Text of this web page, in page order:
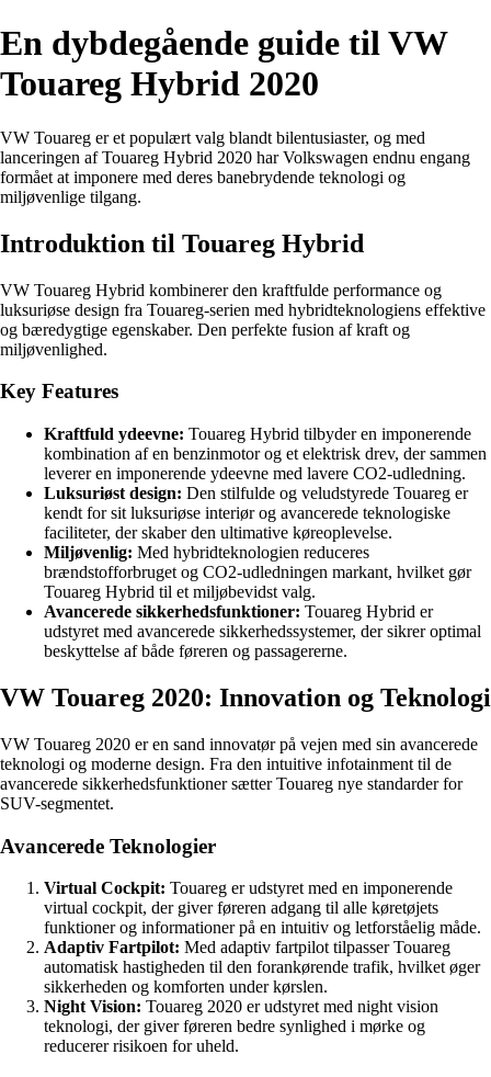
En dybdegående guide til VW
Touareg Hybrid 2020
VW Touareg er et populært valg blandt bilentusiaster, og med
lanceringen af Touareg Hybrid 2020 har Volkswagen endnu engang
formået at imponere med deres banebrydende teknologi og
miljøvenlige tilgang.
Introduktion til Touareg Hybrid
VW Touareg Hybrid kombinerer den kraftfulde performance og
luksuriøse design fra Touareg-serien med hybridteknologiens effektive
og bæredygtige egenskaber. Den perfekte fusion af kraft og
miljøvenlighed.
Key Features
Kraftfuld ydeevne: Touareg Hybrid tilbyder en imponerende
kombination af en benzinmotor og et elektrisk drev, der sammen
leverer en imponerende ydeevne med lavere CO2-udledning.
Luksuriøst design: Den stilfulde og veludstyrede Touareg er
kendt for sit luksuriøse interiør og avancerede teknologiske
faciliteter, der skaber den ultimative køreoplevelse.
Miljøvenlig: Med hybridteknologien reduceres
brændstofforbruget og CO2-udledningen markant, hvilket gør
Touareg Hybrid til et miljøbevidst valg.
Avancerede sikkerhedsfunktioner: Touareg Hybrid er
udstyret med avancerede sikkerhedssystemer, der sikrer optimal
beskyttelse af både føreren og passagererne.
VW Touareg 2020: Innovation og Teknologi
VW Touareg 2020 er en sand innovatør på vejen med sin avancerede
teknologi og moderne design. Fra den intuitive infotainment til de
avancerede sikkerhedsfunktioner sætter Touareg nye standarder for
SUV-segmentet.
Avancerede Teknologier
Virtual Cockpit: Touareg er udstyret med en imponerende
virtual cockpit, der giver føreren adgang til alle køretøjets
funktioner og informationer på en intuitiv og letforståelig måde.
Adaptiv Fartpilot: Med adaptiv fartpilot tilpasser Touareg
automatisk hastigheden til den forankørende trafik, hvilket øger
sikkerheden og komforten under kørslen.
Night Vision: Touareg 2020 er udstyret med night vision
teknologi, der giver føreren bedre synlighed i mørke og
reducerer risikoen for uheld.